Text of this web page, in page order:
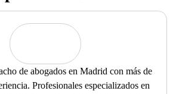
de abogados en Madrid con más de
Profesionales especializados en